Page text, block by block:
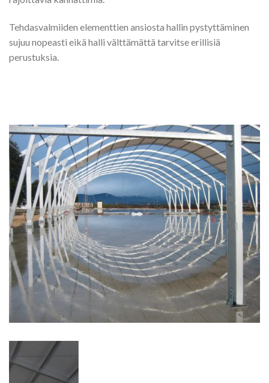
Tehdasvalmiiden elementtien ansiosta hallin pystyttäminen
sujuu nopeasti eikä halli välttämättä tarvitse erillisiä
perustuksia.